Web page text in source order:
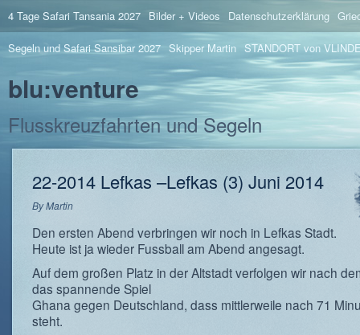
4 Tage Safari Tansania 2027 Bilder + Videos Datenschutzerklärung
Segeln und Safari Sansibar 2027 Skipper Martin STANDORT von
blu:venture
Flusskreuzfahrten und Segeln
22-2014 Lefkas –Lefkas (3) Juni 2014
ByMartin
Den ersten Abend verbringen wir noch in Lefkas Stadt.
Heute ist ja wieder Fussball am Abend angesagt.
Auf dem großen Platz in der Altstadt verfolgen wir nach
das spannende Spiel
Ghana gegen Deutschland, dass mittlerweile nach 71
steht.